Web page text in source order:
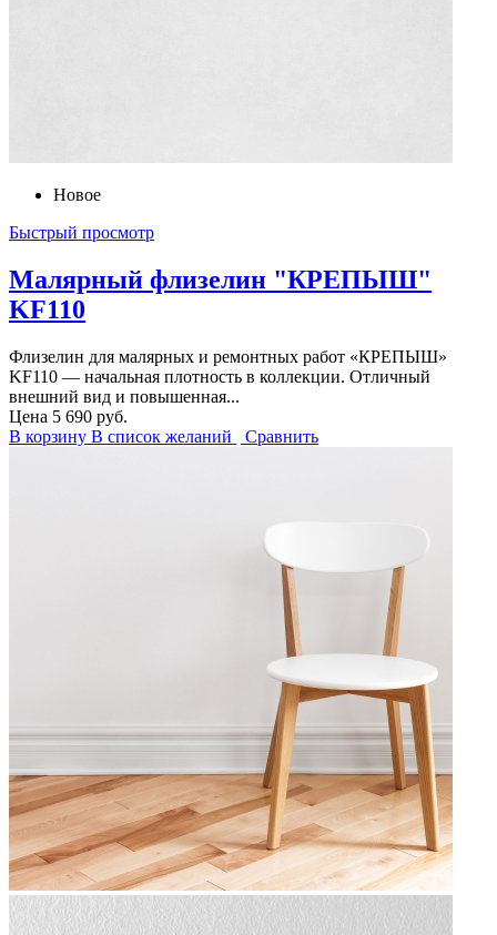
Новое
Быстрый просмотр
Малярный флизелин "КРЕПЫШ"
KF110
Флизелин для малярных и ремонтных работ «КРЕПЫШ»
KF110 — начальная плотность в коллекции. Отличный
внешний вид и повышенная...
Цена 5 690 руб.
В корзину В список желаний Сравнить